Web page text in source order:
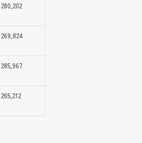
280,202
269,824
285,967
265,212